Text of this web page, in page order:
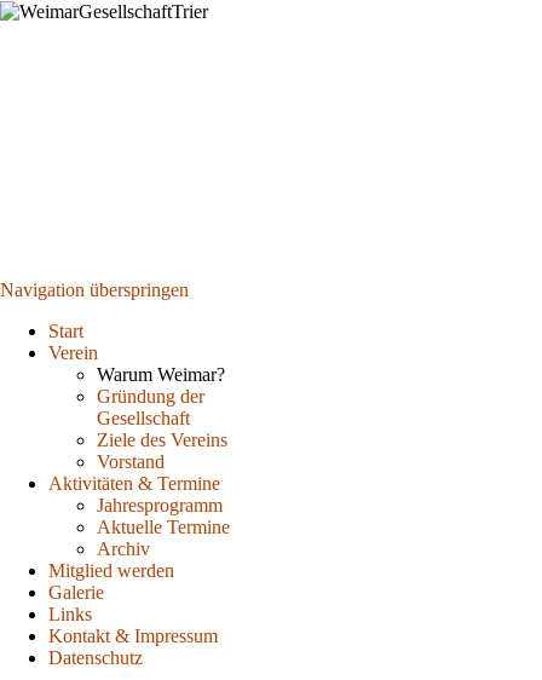
Navigation überspringen
Start
Verein
Warum Weimar?
Gründung der
Gesellschaft
Ziele des Vereins
Vorstand
Aktivitäten & Termine
Jahresprogramm
Aktuelle Termine
Archiv
Mitglied werden
Galerie
Links
Kontakt & Impressum
Datenschutz